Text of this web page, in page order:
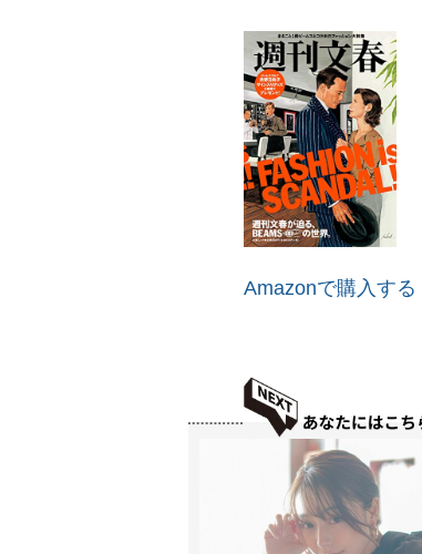
Amazonで購入する